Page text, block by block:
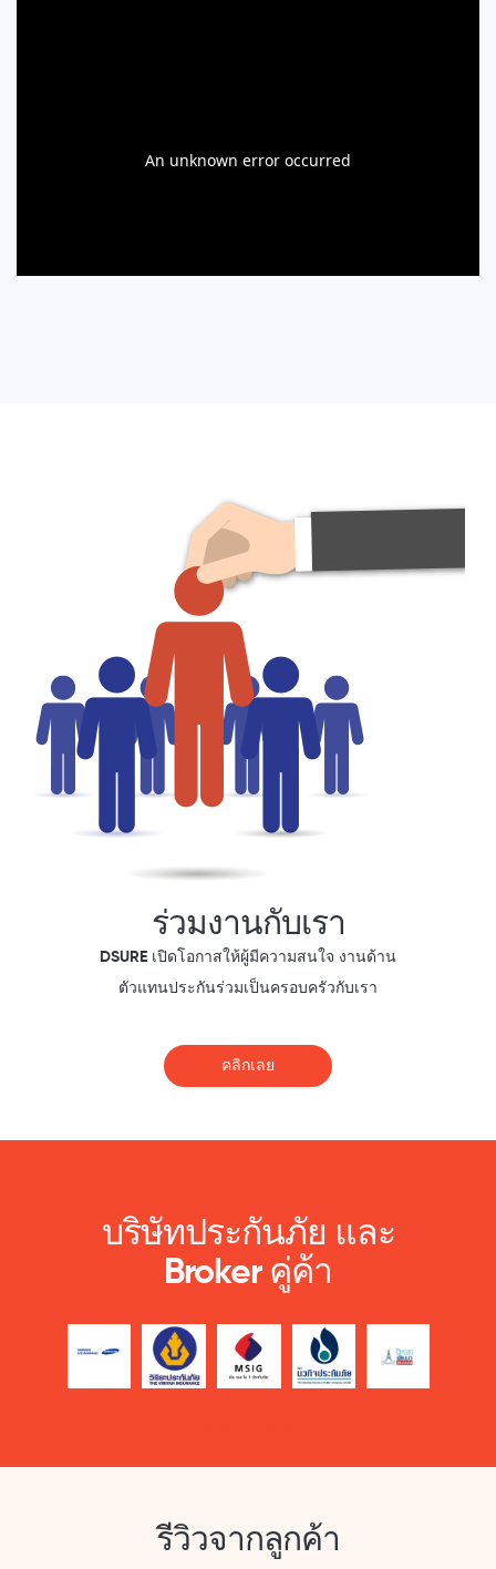
ร่วมงานกับเรา
DSURE เปิดโอกาสให้ผู้มีความสนใจ งานด้าน
ตัวแทนประกันร่วมเป็นครอบครัวกับเรา
คลิกเลย
บริษัทประกันภัย และ
Broker คู่ค้า
รีวิวจากลูกค้า